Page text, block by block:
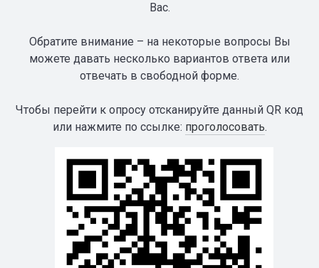
Вас.
Обратите внимание – на некоторые вопросы Вы
можете давать несколько вариантов ответа или
отвечать в свободной форме.
Чтобы перейти к опросу отсканируйте данный QR код
или нажмите по ссылке: проголосовать.